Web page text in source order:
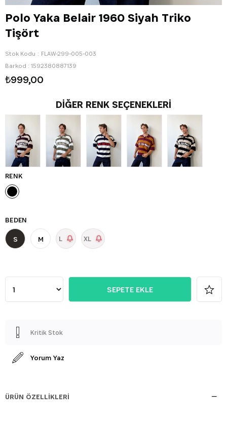
Polo Yaka Belair 1960 Siyah Triko
Tişört
Stok Kodu
FLAW-299-005-003
Barkod : 1592380887139
₺999,00
DIĞER RENK SEÇENEKLERI
RENK
BEDEN
S M L XL
Kritik Stok
Yorum Yaz
ÜRÜN ÖZELLIKLERI